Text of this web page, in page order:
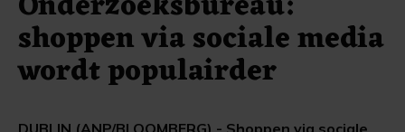
shoppen via sociale media
wordt populairder
DUBLIN (ANP/BLOOMBERG) - Shoppen via sociale